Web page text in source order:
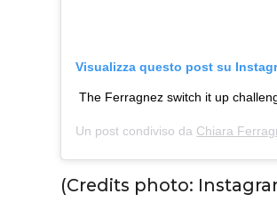
Visualizza questo post su
The Ferragnez switch it up
Un post condiviso da Chiara
(Credits photo: